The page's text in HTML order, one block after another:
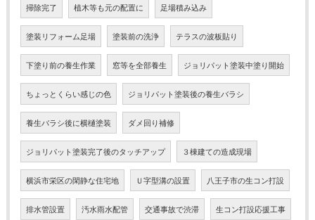
掃除完了 植木等も元の配置に 足場積み込み
塗装リフォーム足場 塗装前の洗浄 テラスの波板貼り
下塗り前の養生作業 窓等を全部養生 ジョリパット塗装中塗り開始
ちょっとくらい感じの色 ジョリパット塗装後の養生バラシ
養生バラシ後に横樋塗装 ダメ回り補修
ジョリパット塗装完了後のタッチアップ ３棟建ての造成現場
横浜市栄区の閑静な住宅地 Ｕ字型溝の設置 八王子市の生コン打設
排水管設置 汚水雨水配管 交通事故で渋滞 生コン打設応援工事